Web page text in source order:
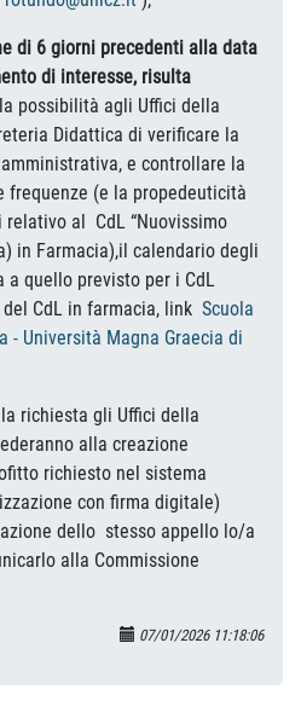
di 6 giorni precedenti alla data
di interesse, risulta
possibilità agli Uffici della
Didattica di verificare la
e controllare la
frequenze (e la propedeuticità
al CdL “Nuovissimo
in Farmacia),il calendario degli
a quello previsto per i CdL
CdL in farmacia, link Scuola
- Università Magna Graecia di
richiesta gli Uffici della
alla creazione
richiesto nel sistema
con firma digitale)
dello stesso appello lo/a
alla Commissione
07/01/2026 11:18:06